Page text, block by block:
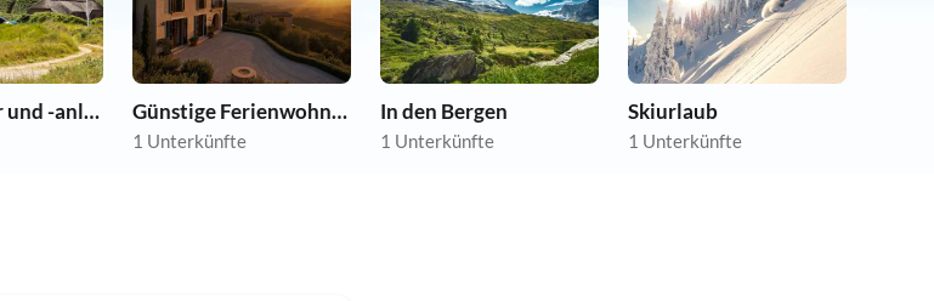
Feriendörfer und -anlagen Günstige Ferienwohnungen
1 Unterkünfte
In den Bergen
1 Unterkünfte
Skiurlaub
1 Unterkünfte